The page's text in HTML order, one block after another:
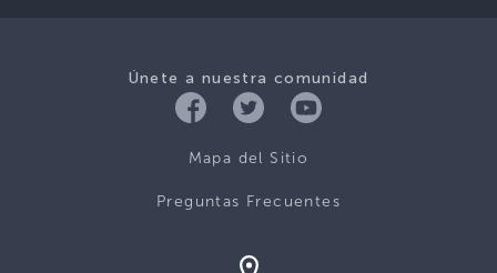
Únete a nuestra comunidad
Mapa del Sitio
Preguntas Frecuentes